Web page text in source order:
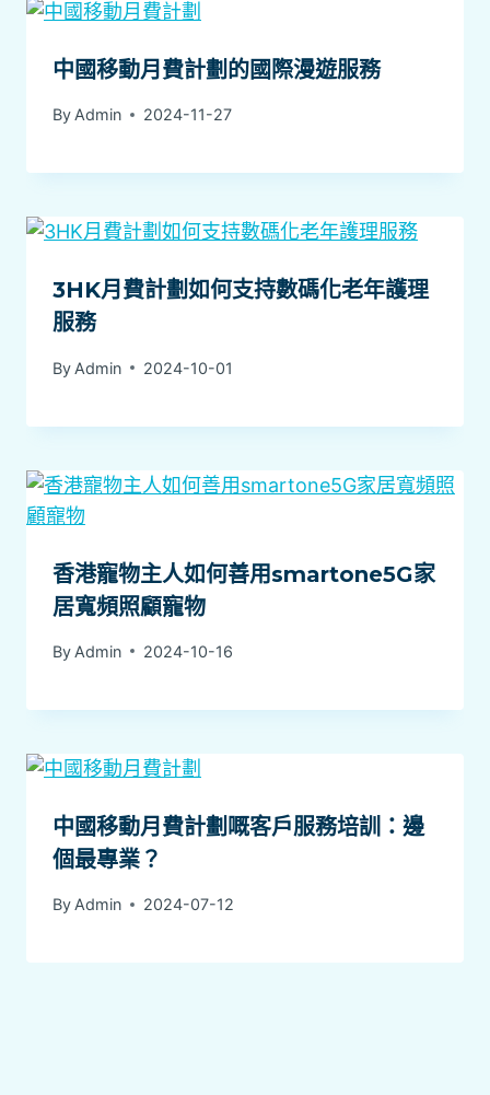
中國移動月費計劃的國際漫遊服務
By Admin 2024-11-27
3HK月費計劃如何支持數碼化老年護理
服務
By Admin 2024-10-01
香港寵物主人如何善用smartone5G家
居寬頻照顧寵物
By Admin 2024-10-16
中國移動月費計劃嘅客戶服務培訓：邊
個最專業？
By Admin 2024-07-12